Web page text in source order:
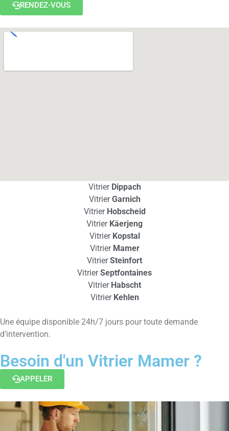
RENDEZ-VOUS
Vitrier Dippach
VitrierGarnich
Vitrier Hobscheid
Vitrier Käerjeng
Vitrier Kopstal
Vitrier Mamer
VitrierSteinfort
VitrierSeptfontaines
Vitrier Habscht
Vitrier Kehlen
Une équipe disponible 24h/7 jours pour toute demande
d’intervention.
Besoin d'un Vitrier Mamer ?
APPELER